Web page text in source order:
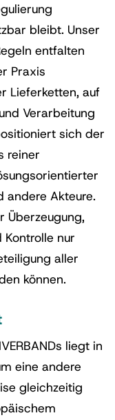
bleibt. Unser
entfalten
Praxis
Lieferketten, auf
Verarbeitung
sich der
reiner
andere Akteure.
Überzeugung,
nur
aller
können.
liegt in
eine andere
gleichzeitig